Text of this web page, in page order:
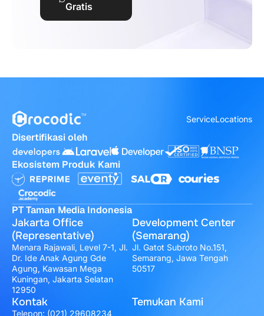
Gratis
ServiceLocations
Disertifikasi oleh
Ekosistem Produk Kami
PT Taman Media Indonesia
Jakarta Office
(Representative)
Menara Rajawali, Level 7-1, Jl.
Dr. Ide Anak Agung Gde
Agung, Kawasan Mega
Kuningan, Jakarta Selatan
12950
Development Center
(Semarang)
Jl. Gatot Subroto No.151,
Semarang, Jawa Tengah
50517
Kontak
Telepon: (021) 29608234
Temukan Kami